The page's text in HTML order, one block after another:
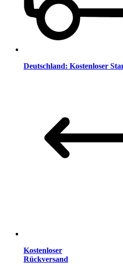
Deutschland: Kostenloser
Kostenloser
Rückversand